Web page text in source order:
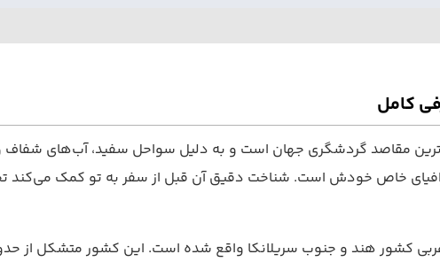
کامل
مقاصد گردشگری جهان است و به دلیل سواحل سفید، آب‌های
خاص خودش است. شناخت دقیق آن قبل از سفر به تو کمک می‌کند